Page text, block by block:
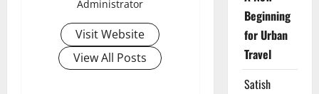
Administrator
Visit Website
View All Posts
Beginning
for Urban
Travel
Satish